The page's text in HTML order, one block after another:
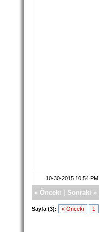
10-30-2015 10:54 PM
« Önceki Sonraki »
Sayfa (3): « Önceki 1